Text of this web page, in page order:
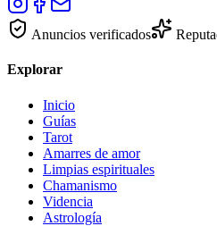
Anuncios verificados
Explorar
Inicio
Guías
Tarot
Amarres de amor
Limpias espirituales
Chamanismo
Videncia
Astrología